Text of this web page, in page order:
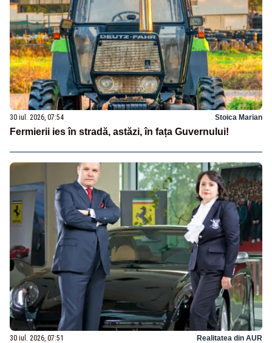
30 iul. 2026, 07:54 Stoica Marian
Fermierii ies în stradă, astăzi, în fața Guvernului!
30 iul. 2026, 07:51 Realitatea din AUR